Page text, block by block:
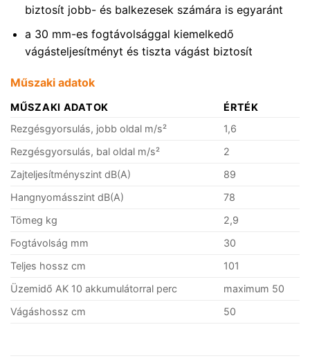
biztosít jobb- és balkezesek számára is egyaránt
a 30 mm-es fogtávolsággal kiemelkedő
vágásteljesítményt és tiszta vágást biztosít
Műszaki adatok
MŰSZAKI ADATOK
ÉRTÉK
Rezgésgyorsulás, jobb oldal m/s²
1,6
Rezgésgyorsulás, bal oldal m/s²
2
Zajteljesítményszint dB(A)
89
Hangnyomásszint dB(A)
78
Tömeg kg
2,9
Fogtávolság mm
30
Teljes hossz cm
101
Üzemidő AK 10 akkumulátorral perc
maximum 50
Vágáshossz cm
50